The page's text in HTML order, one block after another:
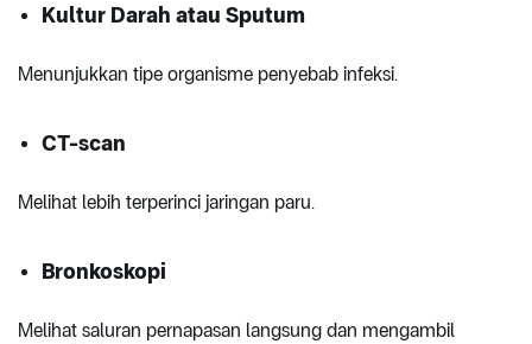
Kultur Darah atau Sputum
Menunjukkan tipe organisme penyebab infeksi.
CT-scan
Melihat lebih terperinci jaringan paru.
Bronkoskopi
Melihat saluran pernapasan langsung dan mengambil